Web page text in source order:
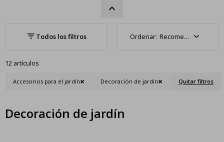
Recomendados
12 artículos
Accesorios para el jardín Decoración de jardín Quitar filtros
Decoración de jardín